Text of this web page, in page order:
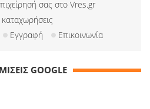
σας στο Vres.gr
καταχωρήσεις
Εγγραφή Επικοινωνία
GOOGLE